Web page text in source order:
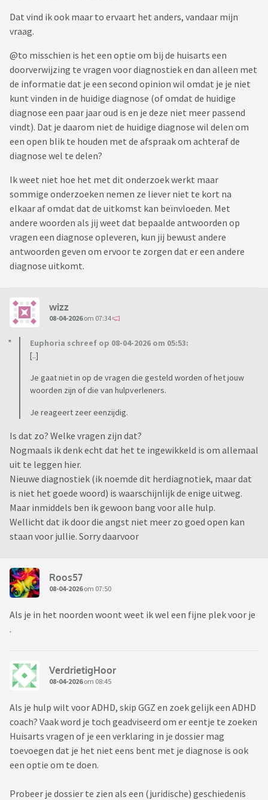
Dat vind ik ook maar to ervaart het anders, vandaar mijn
vraag.
@to misschien is het een optie om bij de huisarts een
doorverwijzing te vragen voor diagnostiek en dan alleen met
de informatie dat je een second opinion wil omdat je je niet
kunt vinden in de huidige diagnose (of omdat de huidige
diagnose een paar jaar oud is en je deze niet meer passend
vindt). Dat je daarom niet de huidige diagnose wil delen om
een open blik te houden met de afspraak om achteraf de
diagnose wel te delen?
Ik weet niet hoe het met dit onderzoek werkt maar
sommige onderzoeken nemen ze liever niet te kort na
elkaar af omdat dat de uitkomst kan beïnvloeden. Met
andere woorden als jij weet dat bepaalde antwoorden op
vragen een diagnose opleveren, kun jij bewust andere
antwoorden geven om ervoor te zorgen dat er een andere
diagnose uitkomt.
wizz
08-04-2026om 07:34
Euphoria schreef op 08-04-2026 om 05:53:
[..]
Je gaat niet in op de vragen die gesteld worden of het jouw
woorden zijn of die van hulpverleners.
Je reageert zeer eenzijdig.
Is dat zo? Welke vragen zijn dat?
Nogmaals ik denk echt dat het te ingewikkeld is om allemaal
uit te leggen hier.
Nieuwe diagnostiek (ik noemde dit herdiagnotiek, maar dat
is niet het goede woord) is waarschijnlijk de enige uitweg.
Maar inmiddels ben ik gewoon bang voor alle hulp.
Wellicht dat ik door die angst niet meer zo goed open kan
staan voor jullie. Sorry daarvoor
Roos57
08-04-2026om 07:50
Als je in het noorden woont weet ik wel een fijne plek voor je
.
VerdrietigHoor
08-04-2026om 08:45
Als je hulp wilt voor ADHD, skip GGZ en zoek gelijk een ADHD
coach? Vaak word je toch geadviseerd om er eentje te zoeken
Huisarts vragen of je een verklaring in je dossier mag
toevoegen dat je het niet eens bent met je diagnose is ook
een optie om te doen.
Probeer je dossier te zien als een (juridische) geschiedenis